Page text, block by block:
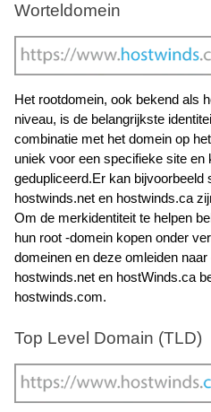
Worteldomein
Het rootdomein, ook bekend als
niveau, is de belangrijkste
combinatie met het domein op
uniek voor een specifieke site en
gedupliceerd.Er kan
hostwinds.net en hostwinds.ca
Om de merkidentiteit te helpen
hun root -domein kopen onder
domeinen en deze omleiden
hostwinds.net en hostWinds.ca
hostwinds.com.
Top Level Domain (TLD)